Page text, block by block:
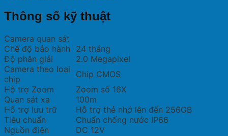
Thông số kỹ thuật
Camera quan sát
Chế độ bảo hành 24 tháng
Độ phân giải
2.0 Megapixel
Camera theo loại
chip
Chip CMOS
Hỗ trợ Zoom
Zoom số 16X
Quan sát xa
100m
Hỗ trợ lưu trữ
Hỗ trợ thẻ nhớ lên đến 256GB
Tiêu chuẩn
Chuẩn chống nước IP66
Nguồn điện
DC 12V